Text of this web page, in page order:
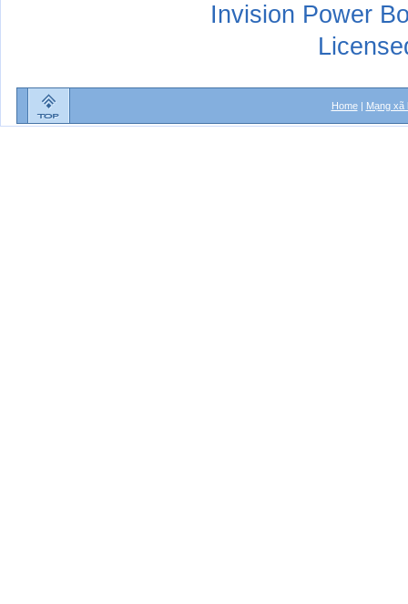
Invision Power
Home| Mạng xã